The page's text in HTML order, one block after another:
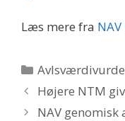
Læs mere fra
Kategorier
Højere NTM
NAV